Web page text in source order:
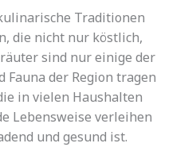
Traditionen
die nicht nur köstlich,
sind nur einige der
der Region tragen
in vielen Haushalten
Lebensweise verleihen
und gesund ist.